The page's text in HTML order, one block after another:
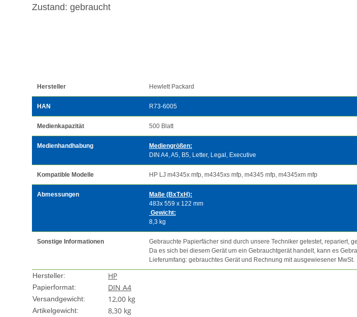
Zustand: gebraucht
Hersteller Hewlett Packard
HAN R73-6005
Medienkapazität 500 Blatt
Medienhandhabung
Mediengrößen:
DIN A4, A5, B5, Letter, Legal, Executive
Kompatible Modelle HP LJ m4345x mfp, m4345xs mfp, m4345 mfp, m4345xm mfp
Abmessungen
Maße (BxTxH):
483x 559 x 122 mm
Gewicht:
8,3 kg
Sonstige Informationen
Gebrauchte Papierfächer sind durch unsere Techniker getestet, repariert,
Da es sich bei diesem Gerät um ein Gebrauchtgerät handelt, kann es
Lieferumfang: gebrauchtes Gerät und Rechnung mit ausgewiesener MwSt.
Hersteller: HP
Papierformat: DIN A4
Versandgewicht: 12,00 kg
Artikelgewicht: 8,30 kg